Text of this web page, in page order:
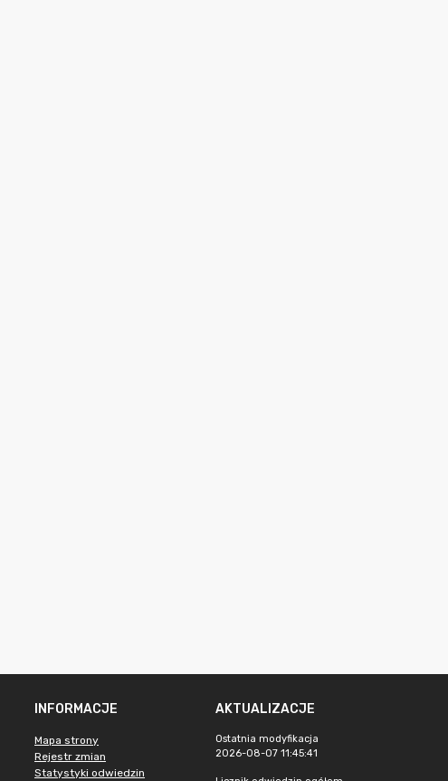
INFORMACJE
Mapa strony
Rejestr zmian
Statystyki odwiedzin
AKTUALIZACJE
Ostatnia modyfikacja
2026-08-07 11:45:41